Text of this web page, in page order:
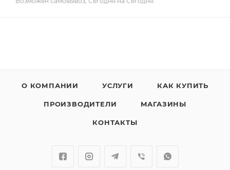
О КОМПАНИИ УСЛУГИ КАК КУПИТЬ
ПРОИЗВОДИТЕЛИ МАГАЗИНЫ
КОНТАКТЫ